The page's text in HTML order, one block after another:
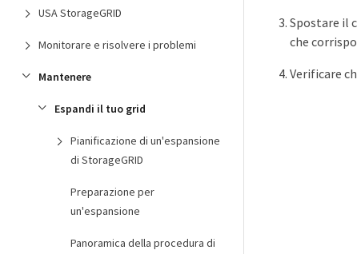
USA StorageGRID
Monitorare e risolvere i problemi
Mantenere
Espandi il tuo grid
Pianificazione di un'espansione
di StorageGRID
Preparazione per
un'espansione
Panoramica della procedura di
Spostare il
che
Verificare